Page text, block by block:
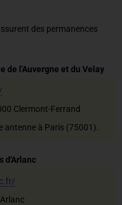
des permanences
de l'Auvergne et du Velay
Clermont-Ferrand
antenne à Paris (75001).
d'Arlanc